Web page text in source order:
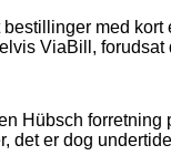
med
ViaBill,
Hübsch
det er dog